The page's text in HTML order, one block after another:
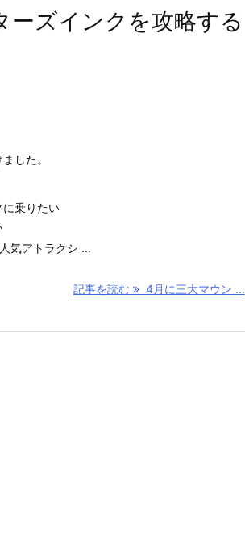
ズインクを攻略する
した。
に乗りたい
気アトラクシ ...
記事を読む 4月に三大マウン ...